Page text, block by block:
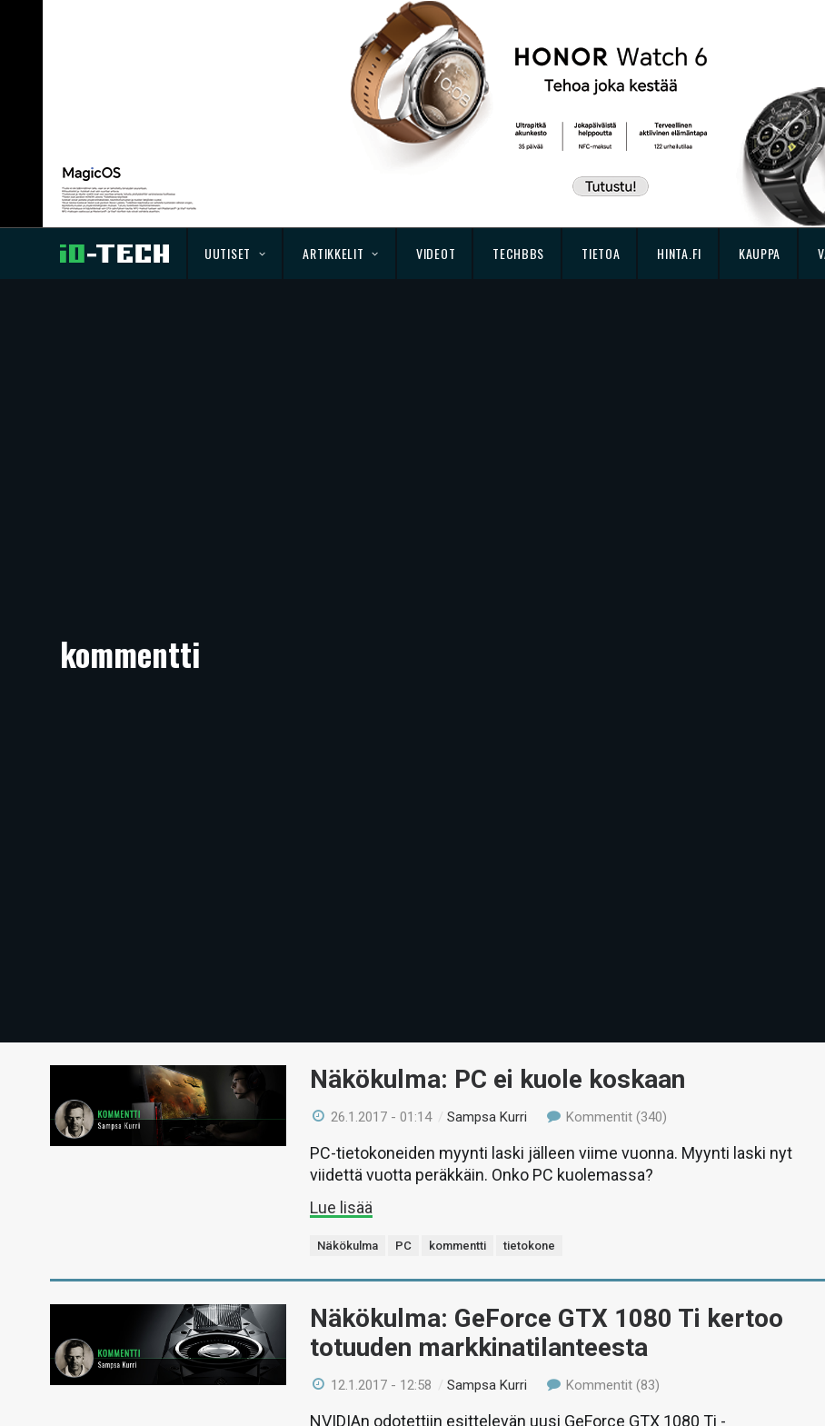
UUTISET ARTIKKELIT VIDEOT TECHBBS TIETOA HINTA.FI KAUPPA
kommentti
Näkökulma: PC ei kuole koskaan
26.1.2017 - 01:14 /Sampsa Kurri Kommentit (340)
PC-tietokoneiden myynti laski jälleen viime vuonna. Myynti laski nyt
viidettä vuotta peräkkäin. Onko PC kuolemassa?
Lue lisää
Näkökulma PC kommentti tietokone
Näkökulma: GeForce GTX 1080 Ti kertoo
totuuden markkinatilanteesta
12.1.2017 - 12:58 /Sampsa Kurri Kommentit (83)
NVIDIAn odotettiin esittelevän uusi GeForce GTX 1080 Ti -